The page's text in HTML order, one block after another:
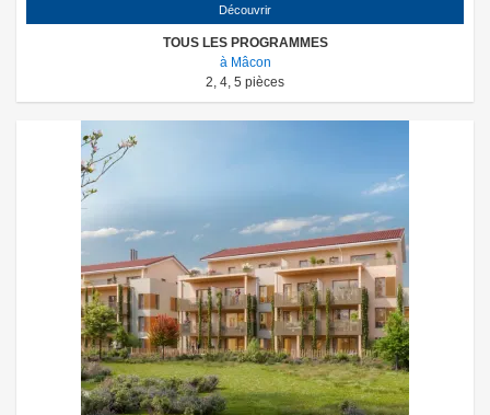
Découvrir
TOUS LES PROGRAMMES
à Mâcon
2 4 5 pièces